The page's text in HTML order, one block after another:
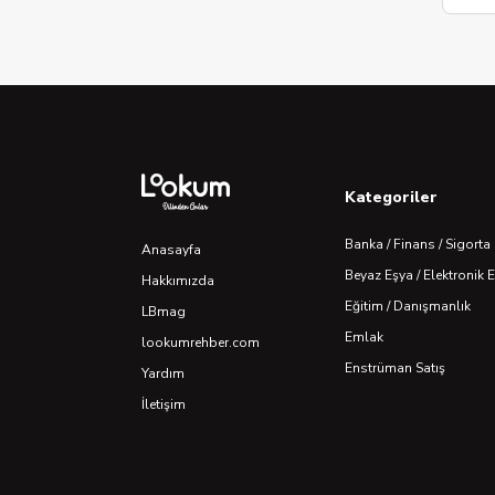
Anasayfa
Hakkımızda
LBmag
lookumrehber.com
Yardım
İletişim
Kategoriler
Banka / Finans / Sigorta
Beyaz Eşya / Elektronik
Eğitim / Danışmanlık
Emlak
Enstrüman Satış